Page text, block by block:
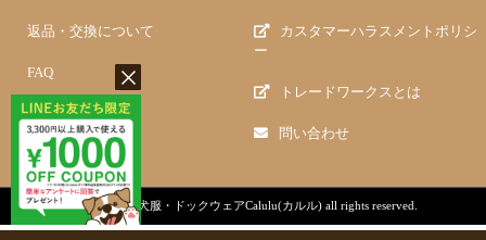
返品・交換について
FAQ
カスタマーハラスメントポリシ
ー
トレードワークスとは
問い合わせ
copyright (c)犬服・ドックウェアCalulu(カルル) all rights reserved.